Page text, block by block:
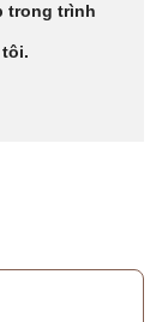
trong trình